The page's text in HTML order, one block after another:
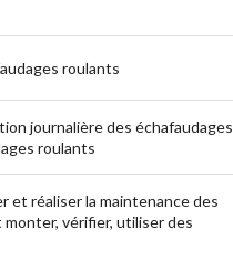
roulants
journalière des échafaudages
roulants
et réaliser la maintenance des
monter, vérifier, utiliser des